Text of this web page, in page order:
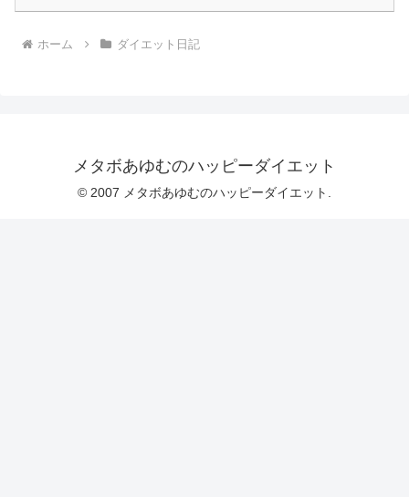
ホーム ダイエット日記
メタボあゆむのハッピーダイエット
© 2007 メタボあゆむのハッピーダイエット.